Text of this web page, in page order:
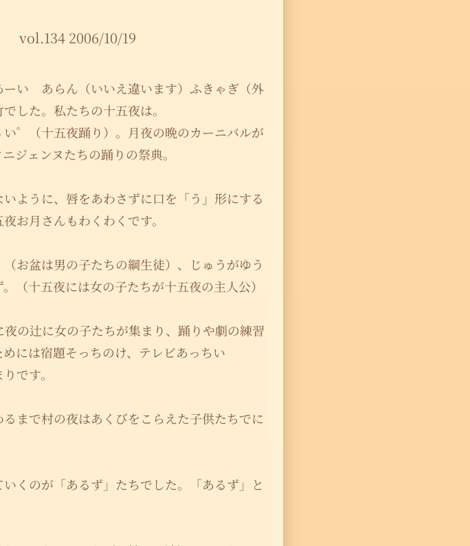
vol.134 2006/10/19
い あらん（いいえ違います）ふきゃぎ（外
した。私たちの十五夜は。
（十五夜踊り）。月夜の晩のカーニバルが
ジェンヌたちの踊りの祭典。
ように、唇をあわさずに口を「う」形にする
お月さんもわくわくです。
お盆は男の子たちの綱生徒）、じゅうがゆう
十五夜には女の子たちが十五夜の主人公）
の辻に女の子たちが集まり、踊りや劇の練習
には宿題そっちのけ、テレビあっちい
です。
まで村の夜はあくびをこらえた子供たちでに
のが「あるず」たちでした。「あるず」と